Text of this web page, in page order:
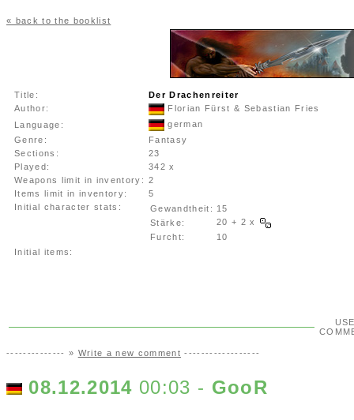
« back to the booklist
Title:
Der Drachenreiter
Author:
Florian Fürst & Sebastian Fries
Language:
german
Genre:
Fantasy
Sections:
23
Played:
342 x
Weapons limit in inventory: 2
Items limit in inventory:
5
Initial character stats:
Gewandtheit: 15
Stärke:
20 + 2 x
Furcht:
10
Initial items:
-------------- » Write a new comment ------------------
08.12.2014 00:03 - GooR